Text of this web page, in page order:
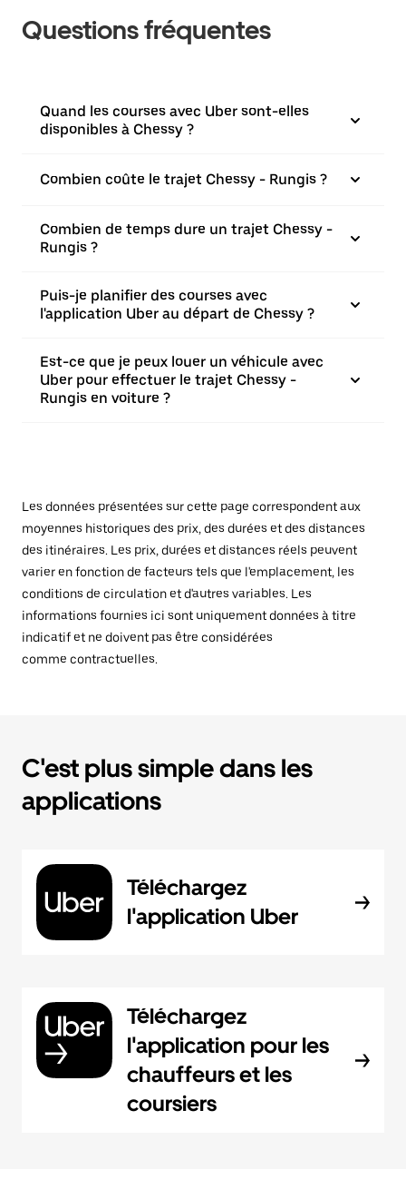
Questions fréquentes
Quand les courses avec Uber sont-elles
disponibles à Chessy ?
Combien coûte le trajet Chessy - Rungis ?
Combien de temps dure un trajet Chessy -
Rungis ?
Puis-je planifier des courses avec
l'application Uber au départ de Chessy ?
Est-ce que je peux louer un véhicule avec
Uber pour effectuer le trajet Chessy -
Rungis en voiture ?
Les données présentées sur cette page correspondent aux
moyennes historiques des prix, des durées et des distances
des itinéraires. Les prix, durées et distances réels peuvent
varier en fonction de facteurs tels que l'emplacement, les
conditions de circulation et d'autres variables. Les
informations fournies ici sont uniquement données à titre
indicatif et ne doivent pas être considérées
comme contractuelles.
C'est plus simple dans les
applications
Téléchargez
l'application Uber
Téléchargez
l'application pour les
chauffeurs et les
coursiers